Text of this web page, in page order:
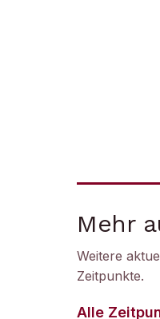
Mehr
Weitere
Zeitpunkte.
Alle